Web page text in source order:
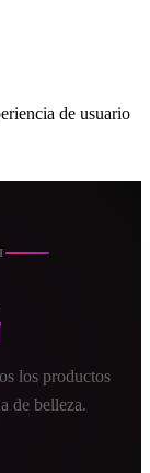
de usuario
los productos
de belleza.